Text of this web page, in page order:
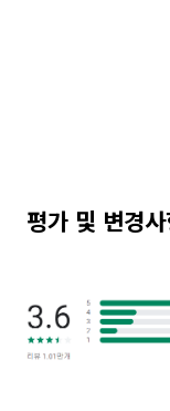
평가 및 변경